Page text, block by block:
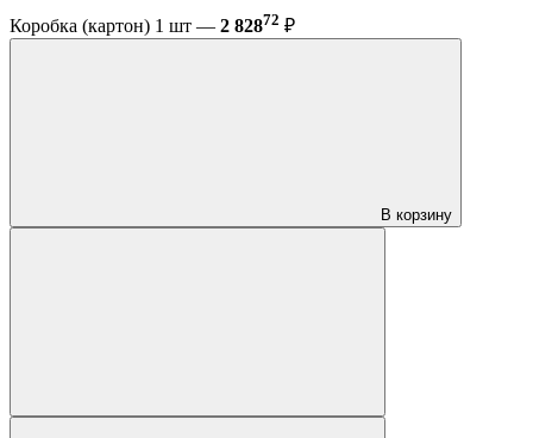
Коробка (картон) 1 шт — 2 82872 ₽
В корзину